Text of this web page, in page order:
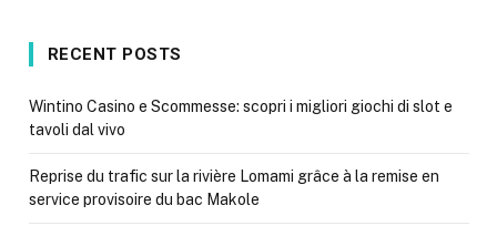
RECENT POSTS
Wintino Casino e Scommesse: scopri i migliori giochi di slot e
tavoli dal vivo
Reprise du trafic sur la rivière Lomami grâce à la remise en
service provisoire du bac Makole